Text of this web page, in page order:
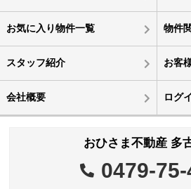
お気に入り物件一覧 物件
スタッフ紹介 お客
会社概要 ログ
おひさま不動産 多
0479-